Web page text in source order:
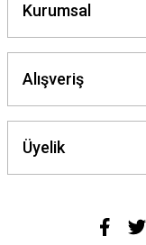
Kurumsal
Alışveriş
Üyelik